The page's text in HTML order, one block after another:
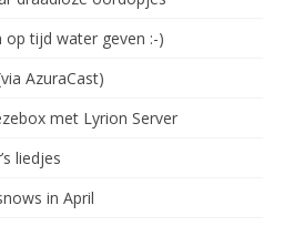
op tijd water geven :-)
AzuraCast)
met Lyrion Server
liedjes
in April